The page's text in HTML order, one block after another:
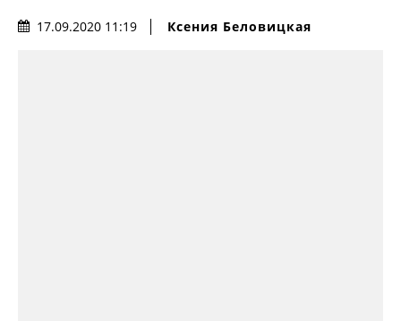
17.09.2020 11:19 Ксения Беловицкая